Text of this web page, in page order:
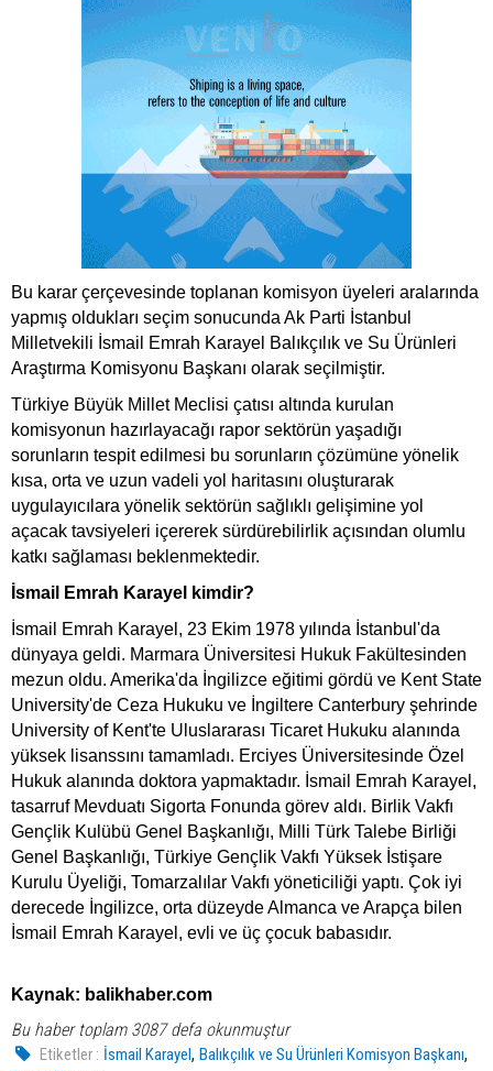
Bu karar çerçevesinde toplanan komisyon üyeleri aralarında
yapmış oldukları seçim sonucunda Ak Parti İstanbul
Milletvekili İsmail Emrah Karayel Balıkçılık ve Su Ürünleri
Araştırma Komisyonu Başkanı olarak seçilmiştir.
Türkiye Büyük Millet Meclisi çatısı altında kurulan
komisyonun hazırlayacağı rapor sektörün yaşadığı
sorunların tespit edilmesi bu sorunların çözümüne yönelik
kısa, orta ve uzun vadeli yol haritasını oluşturarak
uygulayıcılara yönelik sektörün sağlıklı gelişimine yol
açacak tavsiyeleri içererek sürdürebilirlik açısından olumlu
katkı sağlaması beklenmektedir.
İsmail Emrah Karayel kimdir?
İsmail Emrah Karayel, 23 Ekim 1978 yılında İstanbul'da
dünyaya geldi. Marmara Üniversitesi Hukuk Fakültesinden
mezun oldu. Amerika'da İngilizce eğitimi gördü ve Kent State
University'de Ceza Hukuku ve İngiltere Canterbury şehrinde
University of Kent'te Uluslararası Ticaret Hukuku alanında
yüksek lisanssını tamamladı. Erciyes Üniversitesinde Özel
Hukuk alanında doktora yapmaktadır. İsmail Emrah Karayel,
tasarruf Mevduatı Sigorta Fonunda görev aldı. Birlik Vakfı
Gençlik Kulübü Genel Başkanlığı, Milli Türk Talebe Birliği
Genel Başkanlığı, Türkiye Gençlik Vakfı Yüksek İstişare
Kurulu Üyeliği, Tomarzalılar Vakfı yöneticiliği yaptı. Çok iyi
derecede İngilizce, orta düzeyde Almanca ve Arapça bilen
İsmail Emrah Karayel, evli ve üç çocuk babasıdır.
Kaynak: balikhaber.com
Bu haber toplam 3087 defa okunmuştur
Etiketler : İsmail Karayel,Balıkçılık ve Su Ürünleri Komisyon Başkanı,